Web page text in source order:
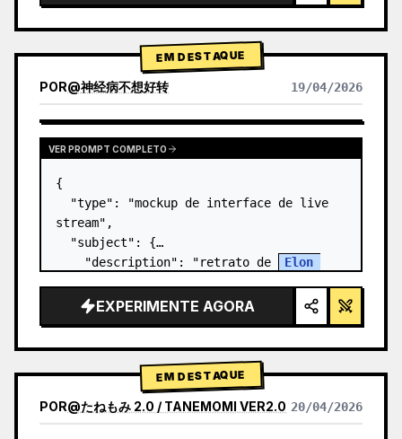
EM DESTAQUE
POR@神经病不想好转 19/04/2026
VER PROMPT COMPLETO
{
  "type": "mockup de interface de live
stream",
  "subject": {
    "description": "retrato de
Elon
preta com um gráfico técnico esquemático
em branco",
EXPERIMENTE AGORA
EM DESTAQUE
POR@たねもみ 2.0 / TANEMOMI VER2.0 20/04/2026